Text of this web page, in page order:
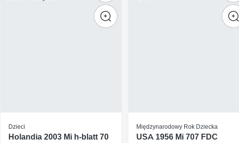
Dzieci
Holandia 2003 Mi h-blatt 70
Międzynarodowy Rok Dziecka
USA 1956 Mi 707 FDC